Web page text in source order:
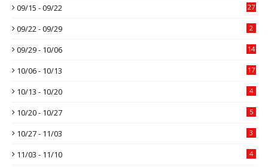
09/15 - 09/22 27
09/22 - 09/29 2
09/29 - 10/06 14
10/06 - 10/13 17
10/13 - 10/20 4
10/20 - 10/27 5
10/27 - 11/03 3
11/03 - 11/10 4